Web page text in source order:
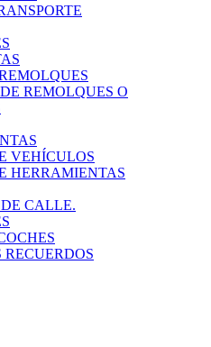
REMOLQUES O
VEHÍCULOS
HERRAMIENTAS
CALLE.